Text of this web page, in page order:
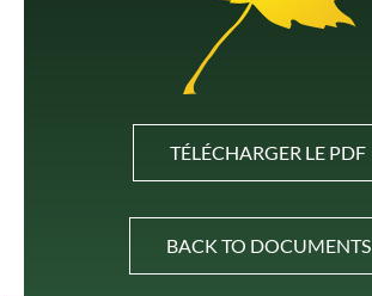
TÉLÉCHARGER LE PDF
BACK TO DOCUMENTS